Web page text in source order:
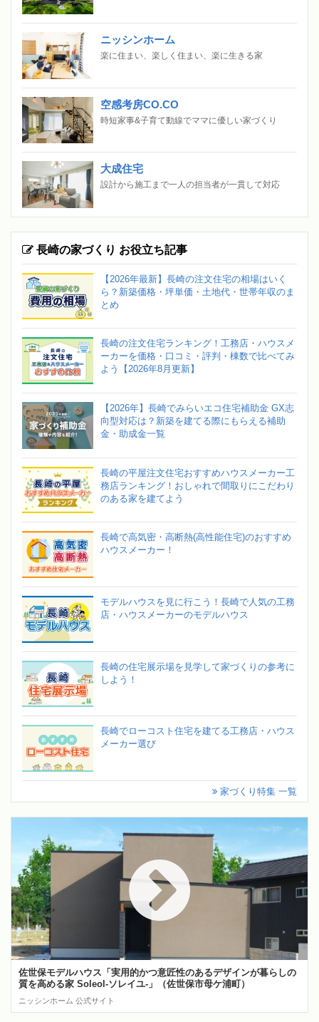
ニッシンホーム
楽に住まい、楽しく住まい、楽に生きる家
空感考房CO.CO
時短家事&子育て動線でママに優しい家づくり
大成住宅
設計から施工まで一人の担当者が一貫して対応
長崎の家づくり お役立ち記事
【2026年最新】長崎の注文住宅の相場はいく
ら？新築価格・坪単価・土地代・世帯年収のま
とめ
長崎の注文住宅ランキング！工務店・ハウスメ
ーカーを価格・口コミ・評判・棟数で比べてみ
よう【2026年8月更新】
【2026年】長崎でみらいエコ住宅補助金 GX志
向型対応は？新築を建てる際にもらえる補助
金・助成金一覧
長崎の平屋注文住宅おすすめハウスメーカー工
務店ランキング！おしゃれで間取りにこだわり
のある家を建てよう
長崎で高気密・高断熱(高性能住宅)のおすすめ
ハウスメーカー！
モデルハウスを見に行こう！長崎で人気の工務
店・ハウスメーカーのモデルハウス
長崎の住宅展示場を見学して家づくりの参考に
しよう！
長崎でローコスト住宅を建てる工務店・ハウス
メーカー選び
家づくり特集 一覧
佐世保モデルハウス「実用的かつ意匠性のあるデザインが暮らしの
質を高める家 Soleol‐ソレイユ‐」（佐世保市母ケ浦町）
ニッシンホーム 公式サイト